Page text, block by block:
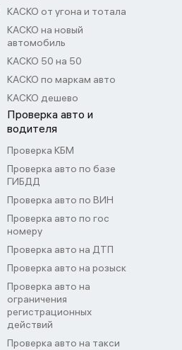
КАСКО от угона и тотала
КАСКО на новый
автомобиль
КАСКО 50 на 50
КАСКО по маркам авто
КАСКО дешево
Проверка авто и
водителя
Проверка КБМ
Проверка авто по базе
ГИБДД
Проверка авто по ВИН
Проверка авто по гос
номеру
Проверка авто на ДТП
Проверка авто на розыск
Проверка авто на
ограничения
регистрационных
действий
Проверка авто на такси